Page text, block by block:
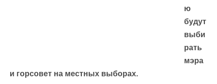
ю
будут
выби
рать
мэра
и горсовет на местных выборах.